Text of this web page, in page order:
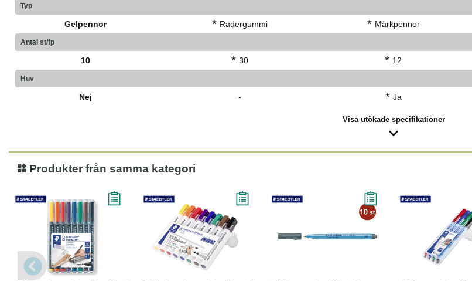
Typ
Gelpennor * Radergummi * Märkpennor
Antal st/fp
10 * 30 * 12
Huv
Nej - * Ja
Visa utökade specifikationer
Produkter från samma kategori
Köp Läs mer Köp Köp